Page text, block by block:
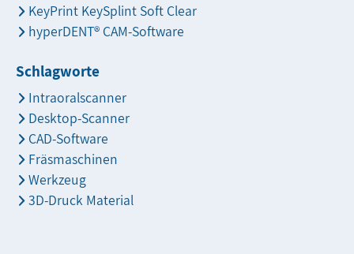
KeyPrint KeySplint Soft Clear
hyperDENT® CAM-Software
Schlagworte
Intraoralscanner
Desktop-Scanner
CAD-Software
Fräsmaschinen
Werkzeug
3D-Druck Material